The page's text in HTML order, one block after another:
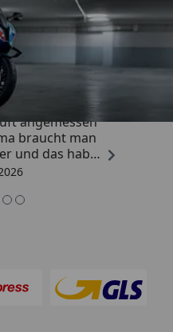
/ 5
Auftrages
angemessen
und das habe